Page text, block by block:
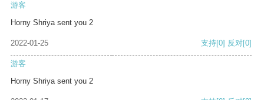
游客
Horny Shriya sent you 2
2022-01-25 支持[0] 反对[0]
游客
Horny Shriya sent you 2